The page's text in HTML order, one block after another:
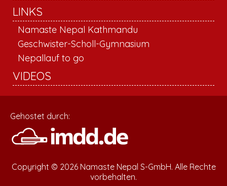
LINKS
Namaste Nepal Kathmandu
Geschwister-Scholl-Gymnasium
Nepallauf to go
VIDEOS
Gehostet durch:
Copyright © 2026 Namaste Nepal S-GmbH. Alle Rechte
vorbehalten.